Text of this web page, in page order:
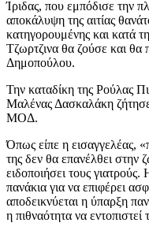
Ίριδας, που εμπόδισε την
αποκάλυψη της αιτίας
κατηγορουμένης και κατά
Τζωρτζινα θα ζούσε και θα
Δημοπούλου.
Την καταδίκη της Ρούλας
Μαλένας Δασκαλάκη
ΜΟΔ.
Όπως είπε η εισαγγελέας,
της δεν θα επανέλθει στην
ειδοποιήσει τους
πανάκια για να επιφέρει
αποδεικνύεται η ύπαρξη
η πιθναότητα να